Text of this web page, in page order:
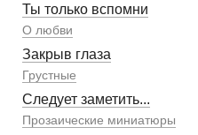
Ты только вспомни
О любви
Закрыв глаза
Грустные
Следует заметить...
Прозаические миниатюры